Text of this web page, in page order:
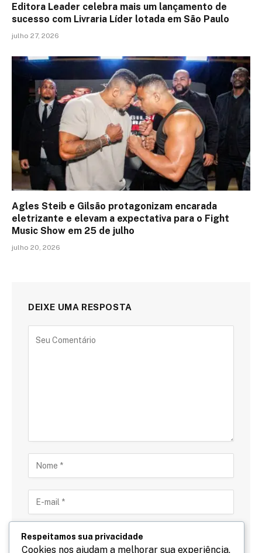
Editora Leader celebra mais um lançamento de
sucesso com Livraria Líder lotada em São Paulo
julho 27, 2026
Agles Steib e Gilsão protagonizam encarada
eletrizante e elevam a expectativa para o Fight
Music Show em 25 de julho
julho 20, 2026
DEIXE UMA RESPOSTA
Respeitamos sua privacidade
Cookies nos ajudam a melhorar sua experiência,